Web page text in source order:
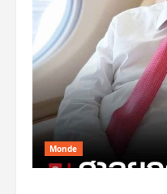
permis
au
malade
imaginaire,
Thaksin,
de
résider
à
l’hôpital
de
la
police
en
2023
sont
Monde